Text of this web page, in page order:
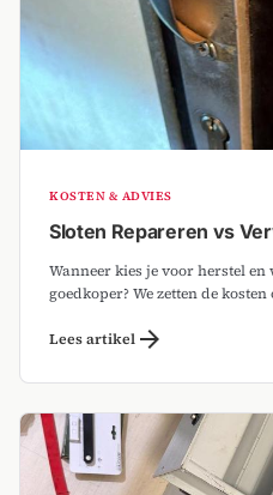
KOSTEN & ADVIES
Sloten Repareren vs
Wanneer kies je voor herstel
goedkoper? We zetten de
Lees artikel arrow_forward